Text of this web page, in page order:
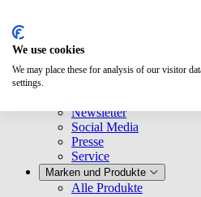
Newsletter
Social Media
Presse
Service
Marken und Produkte
Alle Produkte
We use cookies
We may place these for analysis of our visitor
settings.